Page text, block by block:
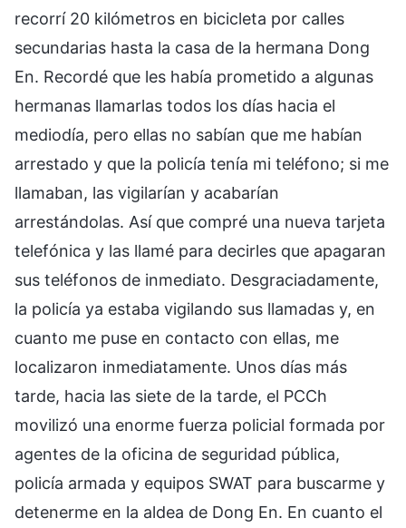
recorrí 20 kilómetros en bicicleta por calles
secundarias hasta la casa de la hermana Dong
En. Recordé que les había prometido a algunas
hermanas llamarlas todos los días hacia el
mediodía, pero ellas no sabían que me habían
arrestado y que la policía tenía mi teléfono; si me
llamaban, las vigilarían y acabarían
arrestándolas. Así que compré una nueva tarjeta
telefónica y las llamé para decirles que apagaran
sus teléfonos de inmediato. Desgraciadamente,
la policía ya estaba vigilando sus llamadas y, en
cuanto me puse en contacto con ellas, me
localizaron inmediatamente. Unos días más
tarde, hacia las siete de la tarde, el PCCh
movilizó una enorme fuerza policial formada por
agentes de la oficina de seguridad pública,
policía armada y equipos SWAT para buscarme y
detenerme en la aldea de Dong En. En cuanto el